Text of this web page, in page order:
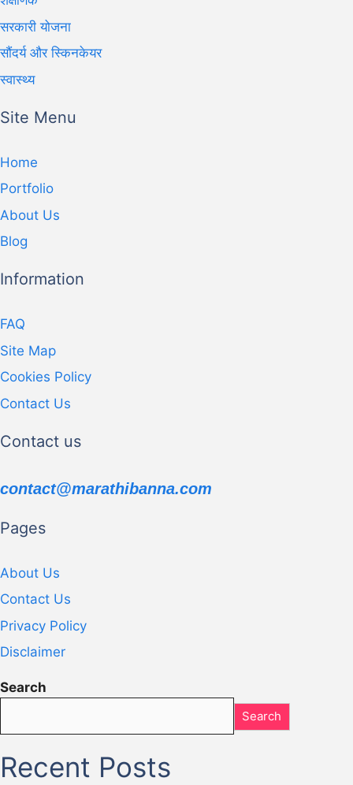
सरकारी योजना
सौंदर्य और स्किनकेयर
स्वास्थ्य
Site Menu
Home
Portfolio
About Us
Blog
Information
FAQ
Site Map
Cookies Policy
Contact Us
Contact us
contact@marathibanna.com
Pages
About Us
Contact Us
Privacy Policy
Disclaimer
Search
Search
Recent Posts